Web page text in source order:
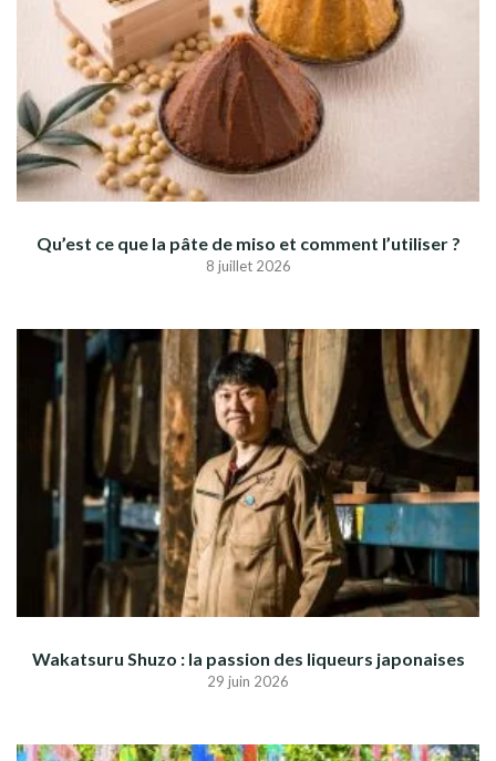
Qu’est ce que la pâte de miso et comment l’utiliser ?
8 juillet 2026
Wakatsuru Shuzo : la passion des liqueurs japonaises
29 juin 2026